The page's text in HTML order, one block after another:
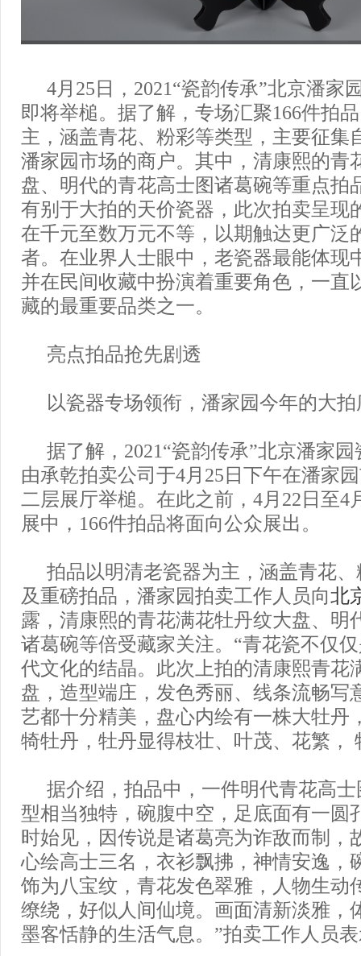
4月25日，2021“瓷韵传承”北京潘家
即将举槌。据了解，专场汇聚166件拍
主，涵盖青花、粉彩等类型，主要征集
潘家园市场的商户。其中，清康熙的青
盘、明代的青花高士图诸葛碗等重点拍
有别于大拍的天价瓷器，此次拍卖呈现
在千元至数万元不等，以期触达更广泛
者。在业界人士眼中，老瓷器最能体现
并在民间收藏中扮演着重要角色，一直
藏的最重要品类之一。
亮点拍品抢先剧透
以瓷器专场领衔，潘家园今年的大
据了解，2021“瓷韵传承”北京潘家
由承乾拍卖公司于4月25日下午在潘家
二层展厅举槌。在此之前，4月22日至4
展中，166件拍品将面向公众展出。
拍品以明清老瓷器为主，涵盖青花
及重磅拍品，潘家园拍卖工作人员向北
露，清康熙的青花满花牡丹纹大盘、明
诸葛碗等倍受藏家关注。“青花瓷不仅
代文化的结晶。此次上拍的清康熙青花
盘，造型端庄，发色秀丽、线条流畅写
艺都十分精美，盘心内绘有一株大牡丹
犄牡丹，牡丹显得枝壮、叶茂、花繁，
据介绍，拍品中，一件明代青花高
型相当独特，碗腹中空，足底面有一圆
时始见，因传说是诸葛亮为诈敌而制，
心绘高士三名，衣衫飘拂，神情安逸，
饰为八宝纹，青花发色翠雅，人物生动
缭绕，好似人间仙境。画面清新淡雅，
墨客恬静的生活气息。”拍卖工作人员